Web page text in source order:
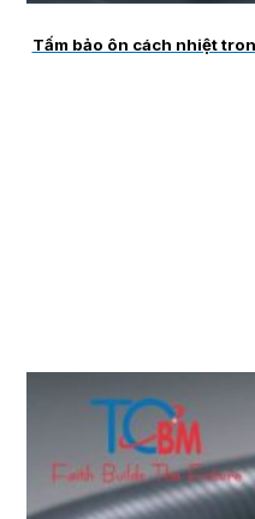
Tấm bảo ôn cách nhiệt